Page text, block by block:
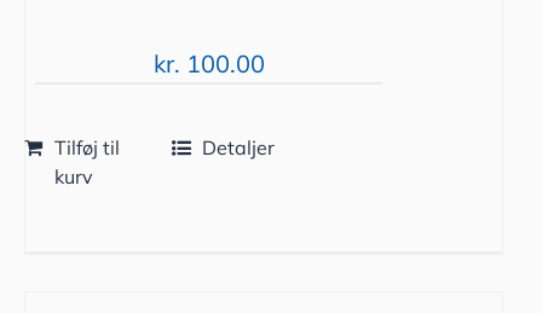
kr. 100.00
Tilføj til
kurv
Detaljer